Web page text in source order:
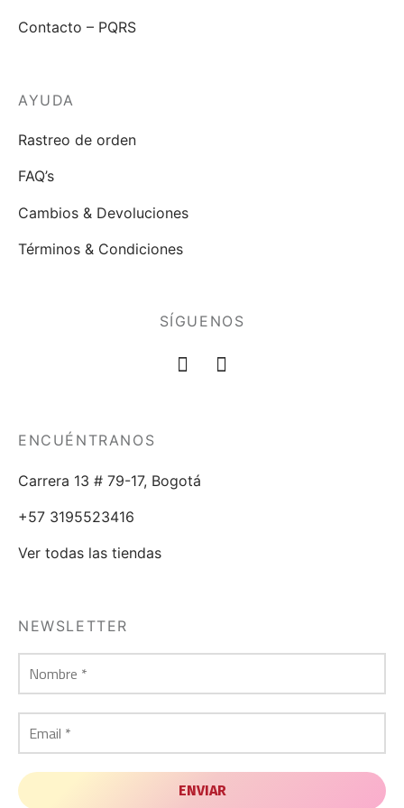
Contacto – PQRS
AYUDA
Rastreo de orden
FAQ’s
Cambios & Devoluciones
Términos & Condiciones
SÍGUENOS
ENCUÉNTRANOS
Carrera 13 # 79-17, Bogotá
+57 3195523416
Ver todas las tiendas
NEWSLETTER